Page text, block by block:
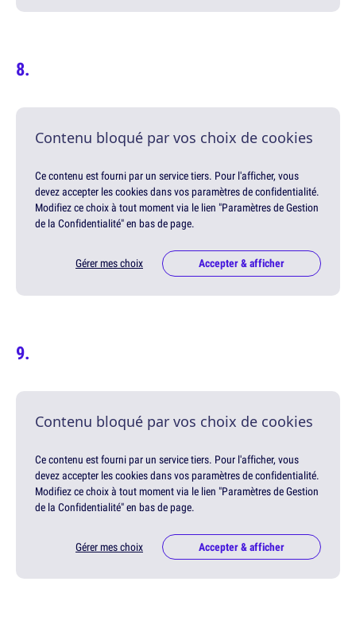
Contenu bloqué par vos choix de cookies
Ce contenu est fourni par un service tiers. Pour l'afficher, vous
devez accepter les cookies dans vos paramètres de confidentialité.
Modifiez ce choix à tout moment via le lien "Paramètres de Gestion
de la Confidentialité" en bas de page.
Gérer mes choix Accepter & afficher
Contenu bloqué par vos choix de cookies
Ce contenu est fourni par un service tiers. Pour l'afficher, vous
devez accepter les cookies dans vos paramètres de confidentialité.
Modifiez ce choix à tout moment via le lien "Paramètres de Gestion
de la Confidentialité" en bas de page.
Gérer mes choix Accepter & afficher